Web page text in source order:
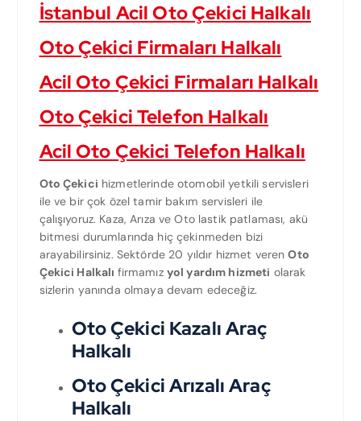
İstanbul Acil Oto Çekici Halkalı
Oto Çekici Firmaları Halkalı
Acil Oto Çekici Firmaları Halkalı
Oto Çekici Telefon Halkalı
Acil Oto Çekici Telefon Halkalı
Oto Çekici hizmetlerinde otomobil yetkili servisleri
ile ve bir çok özel tamir bakım servisleri ile
çalışıyoruz. Kaza, Arıza ve Oto lastik patlaması, akü
bitmesi durumlarında hiç çekinmeden bizi
arayabilirsiniz. Sektörde 20 yıldır hizmet verenOto
Çekici Halkalı firmamız yol yardım hizmeti olarak
sizlerin yanında olmaya devam edeceğiz.
Oto Çekici Kazalı Araç
Halkalı
Oto Çekici Arızalı Araç
Halkalı